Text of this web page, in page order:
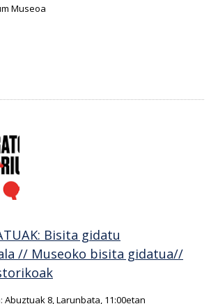
Museoa
Bisita gidatu
// Museoko bisita gidatua//
Abuztuak 8, Larunbata, 11:00etan